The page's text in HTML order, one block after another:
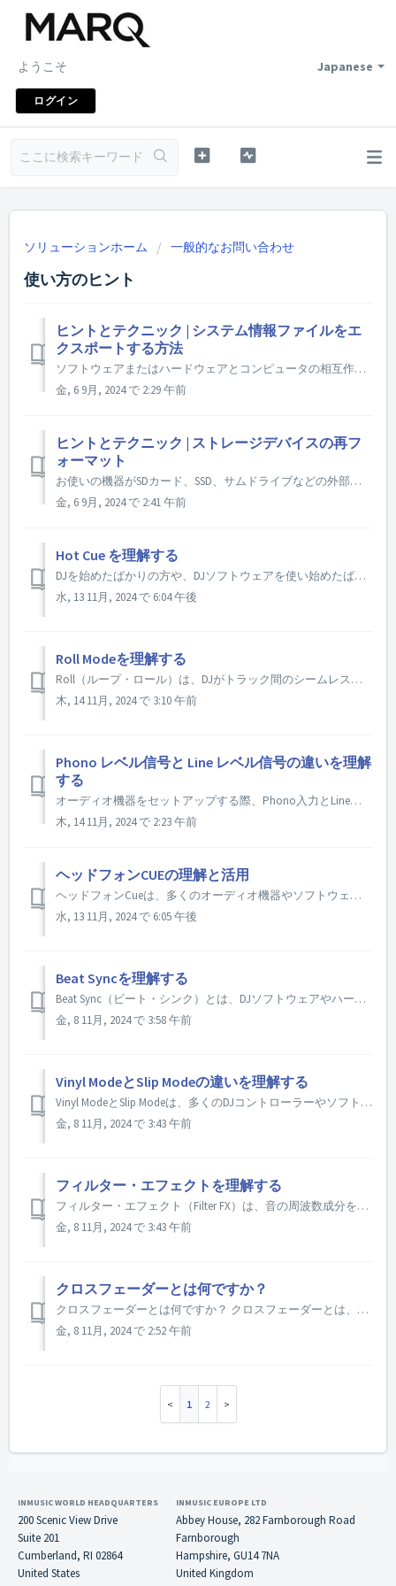
Japanese
ようこそ
ログイン
ソリューションホーム 一般的なお問い合わせ
使い方のヒント
ヒントとテクニック | システム情報ファイルをエ
クスポートする方法
ソフトウェアまたはハードウェアとコンピュータの相互作用のトラブルシューティングのプロセスでは、サポート技術者にコンピュータに関する最も詳細な情報を提供することが不可欠です。 不便なスクリーンショットのコレクションをコンパイルするよりも、NFO/SPXとしても知られているシステム情報ファイルをエクスポートするこ...
金, 6 9月, 2024 で 2:29 午前
ヒントとテクニック | ストレージデバイスの再フ
ォーマット
お使いの機器がSDカード、SSD、サムドライブなどの外部ストレージデバイスとの互換性を備えている場合、お使いのハードウェアで最適なパフォーマンスを確保するために、これらのデバイスを正しいファイルシステムアーキテクチャにフォーマットすることが不可欠です。このチュートリアルでは、WindowsとMacOSでこれを行...
金, 6 9月, 2024 で 2:41 午前
Hot Cue を理解する
DJを始めたばかりの方や、DJソフトウェアを使い始めたばかりの方は、「Hot Cue」という言葉を目にし、どういう意味だろうと思ったことがあるかもしれません。この記事では、Hot Cue とは何か、またHot Cue を使ってどのようにDJセットを盛り上げることができるかを説明します。 Hot Cue ...
水, 13 11月, 2024 で 6:04 午後
Roll Modeを理解する
Roll（ループ・ロール）は、DJがトラック間のシームレスでダイナミックなトランジションを作るために使うポピュラーなテクニックです。曲の特定のセクションをループさせ、ループの長さを操作してローリング効果を生み出します。ここでは、DJプレイにおけるループ・ロールについてご紹介します： Roll Mode ...
木, 14 11月, 2024 で 3:10 午前
Phono レベル信号と Line レベル信号の違いを理解
する
オーディオ機器をセットアップする際、Phono入力とLine入力の違いを理解することは非常に重要です。 この知識は、最適な音質を保ち、機器の損傷を防ぐのに役立ちます。 ここでは、両者の主な違いを説明します： 1. 信号レベル Lineインプットは、CD プレーヤー、テープデッキ、オー ディオインタ...
木, 14 11月, 2024 で 2:23 午前
ヘッドフォンCUEの理解と活用
ヘッドフォンCueは、多くのオーディオ機器やソフトウェアアプリケーションに搭載されている機能で、特定のオーディオチャンネルやトラックを、メイン出力から再生する前に聴くことができます。これは、DJ、ミュージシャン、オーディオ・エンジニアが、次のトラックやオーディオ信号を、観客や他の演奏者に聞かれることなくプレビュ...
水, 13 11月, 2024 で 6:05 午後
Beat Syncを理解する
Beat Sync（ビート・シンク）とは、DJソフトウェアやハードウェアに搭載されている機能で、2つ以上のトラックのテンポを自動的に同期させ、DJが曲間をシームレスにミックスしたり、トランジションしたりすることを容易にします。Beat Sync について理解するためのポイントをいくつかご紹介します： ...
金, 8 11月, 2024 で 3:58 午前
Vinyl ModeとSlip Modeの違いを理解する
Vinyl ModeとSlip Modeは、多くのDJコントローラーやソフトウェアに搭載されている2つの重要な機能です。この2つの違いを理解することで、機材を最大限に活用し、DJプレイをより楽しむことができます。ここでは、Vinyl ModeとSlip Modeの主な違いを説明します： Vinyl...
金, 8 11月, 2024 で 3:43 午前
フィルター・エフェクトを理解する
フィルター・エフェクト（Filter FX）は、音の周波数成分を変化させるオーディオ処理の一種です。音楽制作、サウンドデザイン、オーディオエンジニアリングにおいて、サウンドの音色や特徴を形成し、操作するためによく使われます。ここでは、フィルター・エフェクトについて理解するためのいくつかのポイントを説明します： ...
金, 8 11月, 2024 で 3:43 午前
クロスフェーダーとは何ですか？
クロスフェーダーとは何ですか？ クロスフェーダーとは、DJが2つのオーディオ信号の間をフェードさせるためのDJミキサーのコントロールです。 通常、異なるトラック間をスムーズに移行したり、曲の異なる要素をブレンドするために使われます。 DJはどのように使っているのですか？ DJはクロスフ...
金, 8 11月, 2024 で 2:52 午前
1 2
INMUSIC WORLD HEADQUARTERS
200 Scenic View Drive
Suite 201
Cumberland, RI 02864
United States
INMUSIC EUROPE LTD
Abbey House, 282 Farnborough Road
Farnborough
Hampshire, GU14 7NA
United Kingdom